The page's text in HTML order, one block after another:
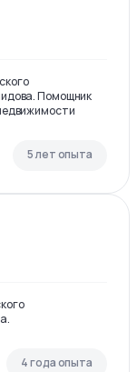
Помощник
5 лет опыта
4 года опыта